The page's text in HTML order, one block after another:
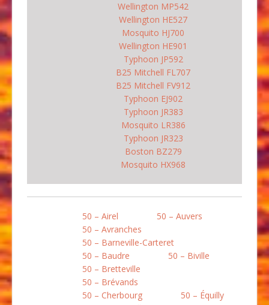
Wellington MP542
Wellington HE527
Mosquito HJ700
Wellington HE901
Typhoon JP592
B25 Mitchell FL707
B25 Mitchell FV912
Typhoon EJ902
Typhoon JR383
Mosquito LR386
Typhoon JR323
Boston BZ279
Mosquito HX968
50 – Airel
50 – Auvers
50 – Avranches
50 – Barneville-Carteret
50 – Baudre
50 – Biville
50 – Bretteville
50 – Brévands
50 – Cherbourg
50 – Équilly